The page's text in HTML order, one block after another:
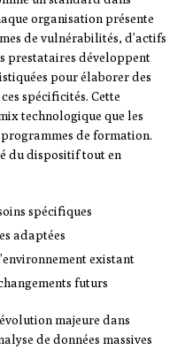
organisation présente
de vulnérabilités, d’actifs
prestataires développent
pour élaborer des
spécificités. Cette
technologique que les
de formation.
du dispositif tout en
spécifiques
adaptées
existant
futurs
majeure dans
de données massives